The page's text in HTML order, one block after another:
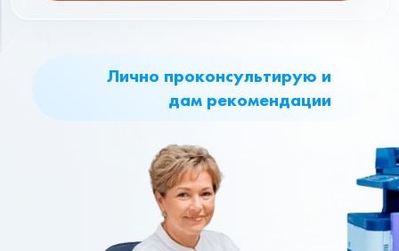
Лично проконсультирую и
дам рекомендации